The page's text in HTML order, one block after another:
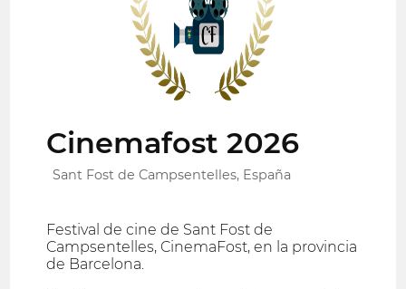
Cinemafost 2026
Sant Fost de Campsentelles, España
Festival de cine de Sant Fost de
Campsentelles, CinemaFost, en la provincia
de Barcelona.